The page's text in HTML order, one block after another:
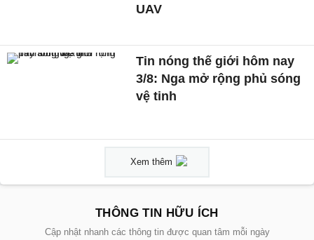
UAV
Tin nóng thế giới hôm nay
3/8: Nga mở rộng phủ sóng
vệ tinh
Xem thêm
THÔNG TIN HỮU ÍCH
Cập nhật nhanh các thông tin được quan tâm mỗi ngày